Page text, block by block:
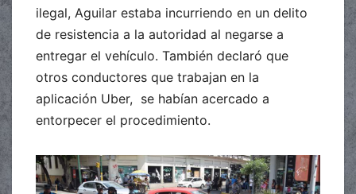
ilegal, Aguilar estaba incurriendo en un delito
de resistencia a la autoridad al negarse a
entregar el vehículo. También declaró que
otros conductores que trabajan en la
aplicación Uber, se habían acercado a
entorpecer el procedimiento.